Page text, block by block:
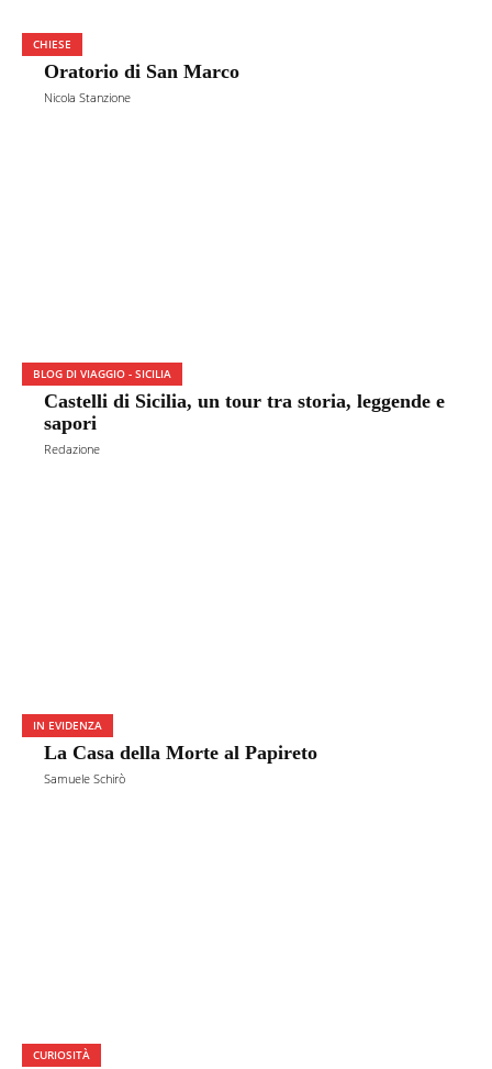
CHIESE
Oratorio di San Marco
Nicola Stanzione
BLOG DI VIAGGIO - SICILIA
Castelli di Sicilia, un tour tra storia, leggende e
sapori
Redazione
IN EVIDENZA
La Casa della Morte al Papireto
Samuele Schirò
CURIOSITÀ